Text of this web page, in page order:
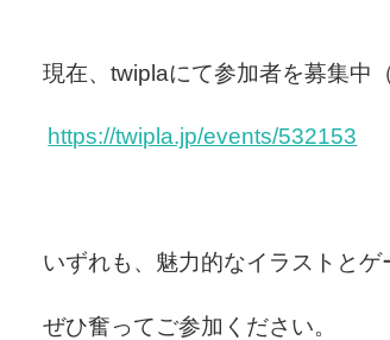
現在、twiplaにて参加者を募集中
https://twipla.jp/events/532153
いずれも、魅力的なイラストと
ぜひ奮ってご参加ください。